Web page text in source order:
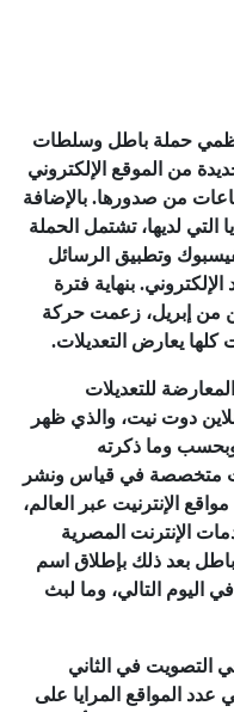
منظمي حملة باطل وسلطات
من الموقع الإلكتروني
من صدورها. بالإضافة
التي لديها، تشتمل الحملة
وتطبيق الرسائل
الإلكتروني. بنهاية فترة
من إبريل، زعمت حركة
يعارض التعديلات.
للتعديلات
هو فويس أونلاين دوت نيت، والذي ظهر
وما ذكرته
متخصصة في قياس ونشر
الإنترنيت عبر العالم،
الإنترنت المصرية
حملة باطل بعد ذلك بإطلاق اسم
اليوم التالي، وما لبث
التصويت في الثاني
المواقع المرايا على